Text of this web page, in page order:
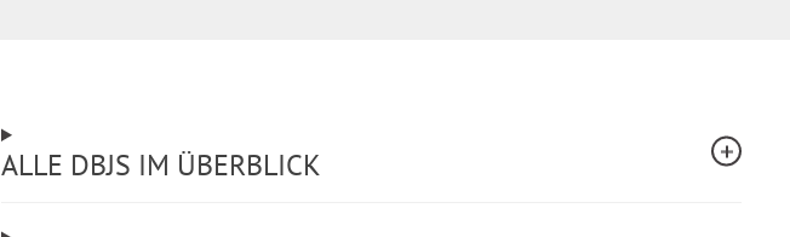
ALLE DBJS IM ÜBERBLICK